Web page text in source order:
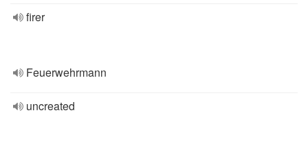
firer
Feuerwehrmann
uncreated